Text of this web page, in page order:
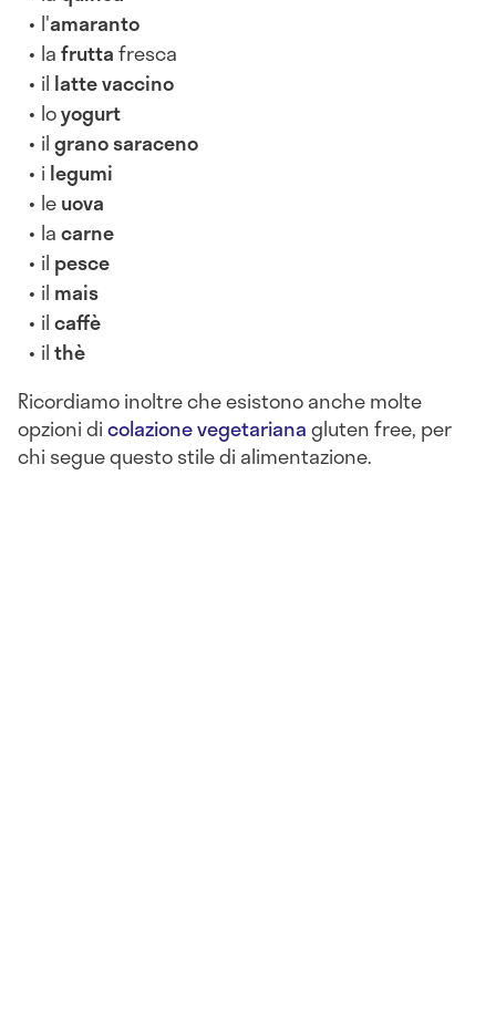
l'amaranto
lafruttafresca
il latte vaccino
loyogurt
ilgrano saraceno
i legumi
leuova
lacarne
il pesce
il mais
ilcaffè
ilthè
Ricordiamo inoltre che esistono anche molte
opzioni dicolazione vegetarianagluten free, per
chi segue questo stile di alimentazione.